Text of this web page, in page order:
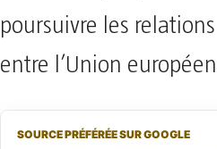
poursuivre les
entre l’Union
SOURCE PRÉFÉRÉE SUR GOOGLE